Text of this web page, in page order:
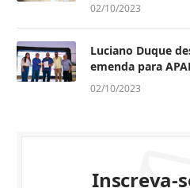
02/10/2023
Luciano Duque
emenda para
02/10/2023
Inscreva-